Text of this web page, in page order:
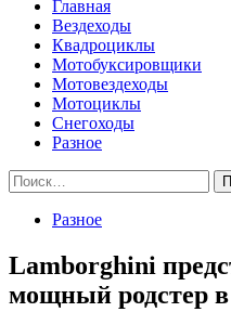
Главная
Вездеходы
Квадроциклы
Мотобуксировщики
Мотовездеходы
Мотоциклы
Снегоходы
Разное
Найти:
Разное
Lamborghini
мощный родстер в